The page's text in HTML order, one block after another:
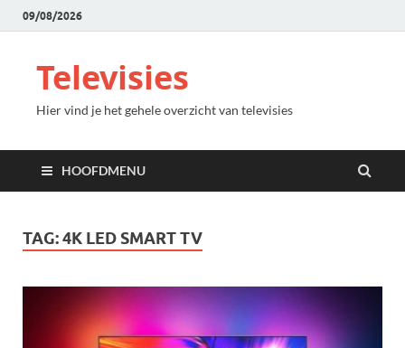
09/08/2026
Televisies
Hier vind je het gehele overzicht van televisies
HOOFDMENU
TAG:4K LED SMART TV